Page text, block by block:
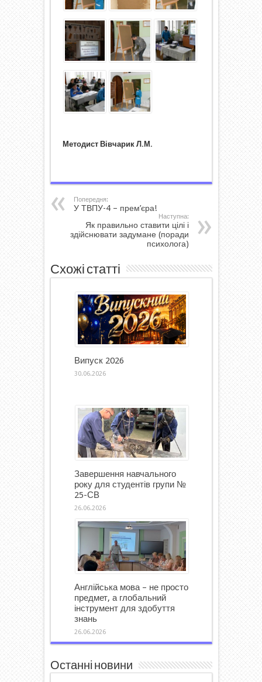
Методист Вівчарик Л.М.
Попередня:
У ТВПУ-4 – прем’єра!
Наступна:
Як правильно ставити цілі і
здійснювати задумане (поради
психолога)
Схожі статті
Випуск 2026
30.06.2026
Завершення навчального
року для студентів групи №
25-СВ
26.06.2026
Англійська мова – не просто
предмет, а глобальний
інструмент для здобуття
знань
26.06.2026
Останні новини